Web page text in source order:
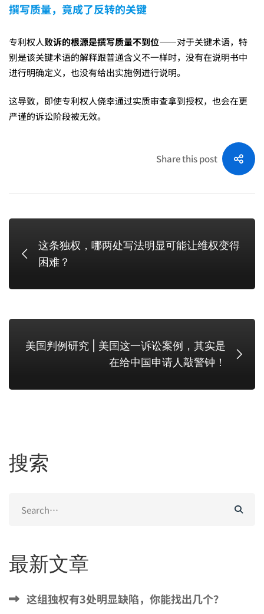
撰写质量，竟成了反转的关键
专利权人败诉的根源是撰写质量不到位——对于关键术语，特
别是该关键术语的解释跟普通含义不一样时，没有在说明书中
进行明确定义，也没有给出实施例进行说明。
这导致，即使专利权人侥幸通过实质审查拿到授权，也会在更
严谨的诉讼阶段被无效。
Share this post
这条独权，哪两处写法明显可能让维权变得
困难？
美国判例研究 | 美国这一诉讼案例，其实是
在给中国申请人敲警钟！
搜索
for:
最新文章
这组独权有3处明显缺陷，你能找出几个？